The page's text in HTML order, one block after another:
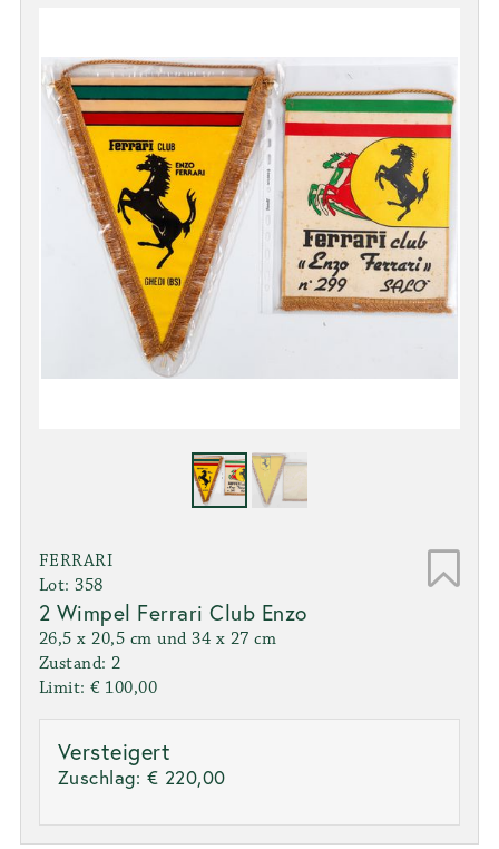
FERRARI
Lot: 358
2 Wimpel Ferrari Club Enzo
26,5 x 20,5 cm und 34 x 27 cm
Zustand: 2
Limit: € 100,00
Versteigert
Zuschlag: € 220,00